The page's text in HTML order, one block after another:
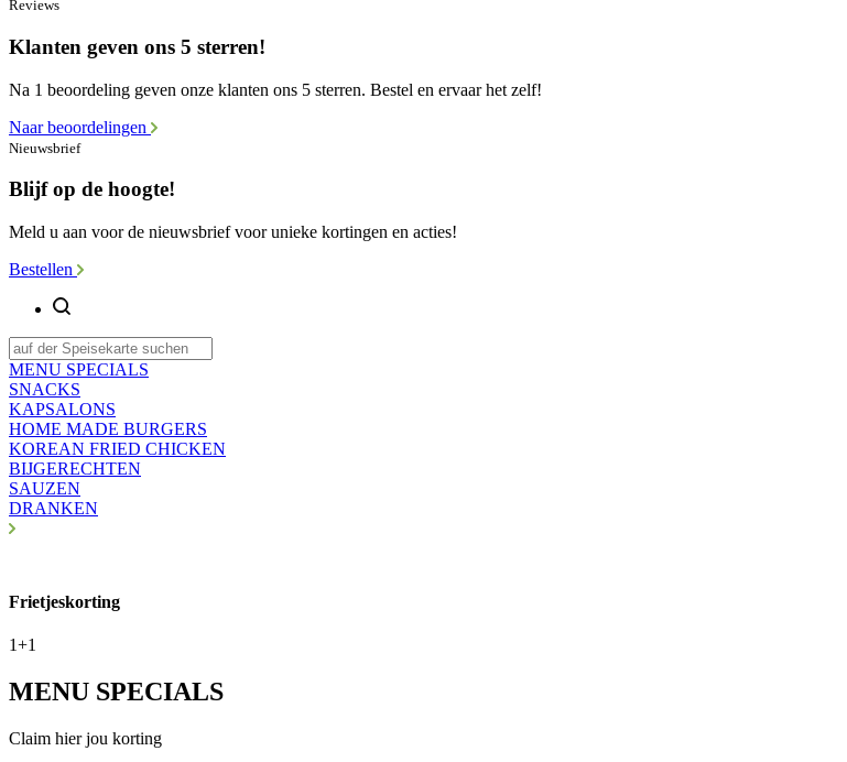
Reviews
Klanten geven ons 5 sterren!
Na 1 beoordeling geven onze klanten ons 5 sterren. Bestel en ervaar het zelf!
Naar beoordelingen
Nieuwsbrief
Blijf op de hoogte!
Meld u aan voor de nieuwsbrief voor unieke kortingen en acties!
Bestellen
MENU SPECIALS
SNACKS
KAPSALONS
HOME MADE BURGERS
KOREAN FRIED CHICKEN
BIJGERECHTEN
SAUZEN
DRANKEN
Frietjeskorting
1+1
MENU SPECIALS
Claim hier jou korting